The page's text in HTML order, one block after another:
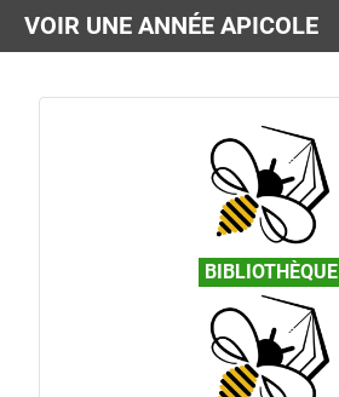
BIBLIOTHÈQUE
VOIR UNE ANNÉE APICOLE